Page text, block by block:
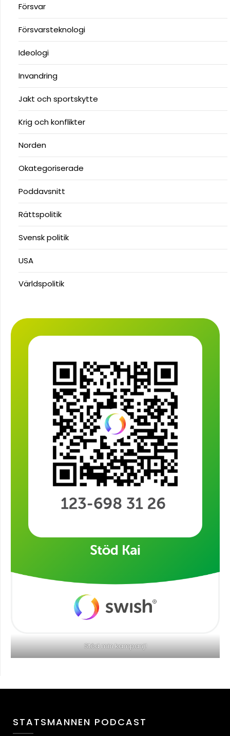
Försvar
Försvarsteknologi
Ideologi
Invandring
Jakt och sportskytte
Krig och konflikter
Norden
Okategoriserade
Poddavsnitt
Rättspolitik
Svensk politik
USA
Världspolitik
Stöd min kampanj!
STATSMANNEN PODCAST